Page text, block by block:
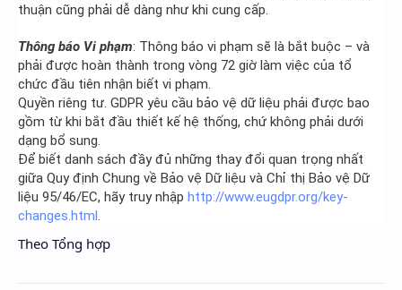
thuận cũng phải dễ dàng như khi cung cấp.
Thông báo Vi phạm: Thông báo vi phạm sẽ là bắt buộc – và
phải được hoàn thành trong vòng 72 giờ làm việc của tổ
chức đầu tiên nhận biết vi phạm.
Quyền riêng tư. GDPR yêu cầu bảo vệ dữ liệu phải được bao
gồm từ khi bắt đầu thiết kế hệ thống, chứ không phải dưới
dạng bổ sung.
Để biết danh sách đầy đủ những thay đổi quan trọng nhất
giữa Quy định Chung về Bảo vệ Dữ liệu và Chỉ thị Bảo vệ Dữ
liệu 95/46/EC, hãy truy nhập http://www.eugdpr.org/key-
changes.html.
Theo Tổng hợp